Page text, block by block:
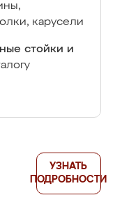
карусели
стойки и
УЗНАТЬ
ПОДРОБНОСТИ